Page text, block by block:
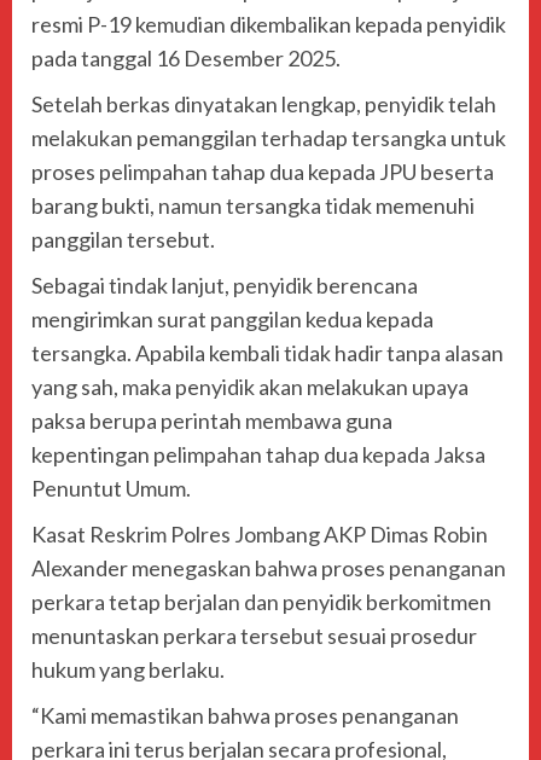
resmi P-19 kemudian dikembalikan kepada penyidik
pada tanggal 16 Desember 2025.
Setelah berkas dinyatakan lengkap, penyidik telah
melakukan pemanggilan terhadap tersangka untuk
proses pelimpahan tahap dua kepada JPU beserta
barang bukti, namun tersangka tidak memenuhi
panggilan tersebut.
Sebagai tindak lanjut, penyidik berencana
mengirimkan surat panggilan kedua kepada
tersangka. Apabila kembali tidak hadir tanpa alasan
yang sah, maka penyidik akan melakukan upaya
paksa berupa perintah membawa guna
kepentingan pelimpahan tahap dua kepada Jaksa
Penuntut Umum.
Kasat Reskrim Polres Jombang AKP Dimas Robin
Alexander menegaskan bahwa proses penanganan
perkara tetap berjalan dan penyidik berkomitmen
menuntaskan perkara tersebut sesuai prosedur
hukum yang berlaku.
“Kami memastikan bahwa proses penanganan
perkara ini terus berjalan secara profesional,